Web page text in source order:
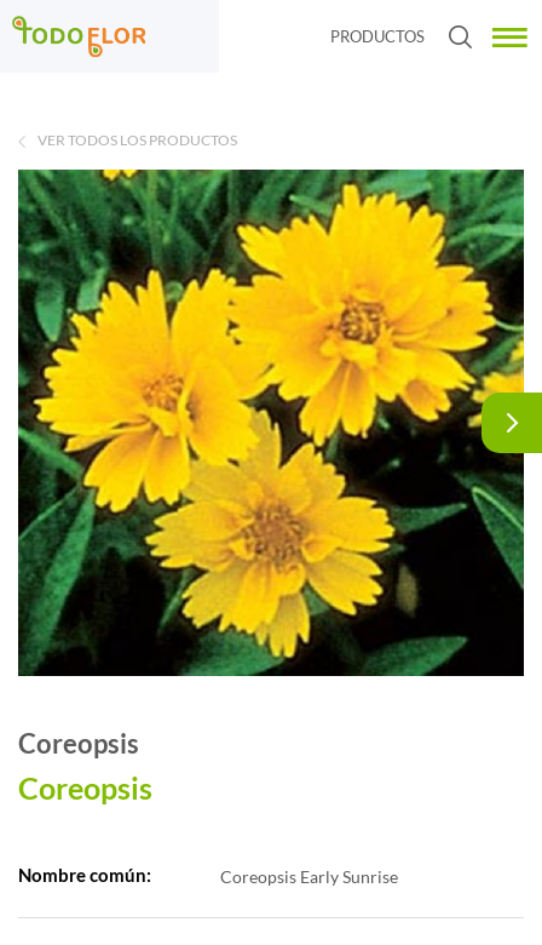
PRODUCTOS
VER TODOS LOS PRODUCTOS
Coreopsis
Coreopsis
Nombre común: Coreopsis Early Sunrise